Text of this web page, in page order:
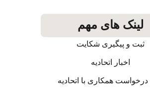
لینک های مهم
ثبت و پیگیری شکایت
اخبار اتحادیه
همکاری با اتحادیه